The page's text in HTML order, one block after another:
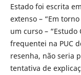
Estado foi escrita
extenso – “Em
um curso – “Estudo
frequentei na PUC
resenha, não seria
tentativa de